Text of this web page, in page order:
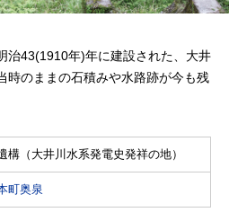
治43(1910年)年に建設された、大井
時のままの石積みや水路跡が今も残
構（大井川水系発電史発祥の地）
町奥泉